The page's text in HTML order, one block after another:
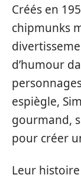
Créés en
chipmunks
d’humour
espiègle,
gourmand,
pour créer
Leur